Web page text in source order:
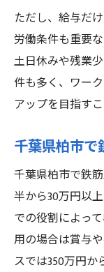
ただし、給与だ
労働条件も重要
土日休みや残業
件も多く、ワー
アップを目指す
千葉県柏市
千葉県柏市で鉄
半から30万円以
での役割によっ
用の場合は賞与
スでは350万円か